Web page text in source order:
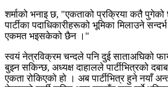
शर्माको भनाइ छ, "एकताको प्रक्रिया कतै पुगेको
पार्टीका पदाधिकारीहरूको भूमिका मिलाउने
एकमत भइसकेको छैन ।"
स्वयं नेत्रविक्रम चन्दले पनि दुई साताअघिको
बुझ्न सकिन्छ, अध्यक्ष दाहालले पार्टीभित्रको
एकता रोकिएको हो । अब पार्टीभित्र हुने नयाँ